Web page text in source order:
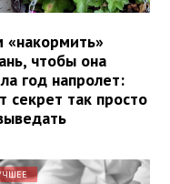
«накормить»
чтобы она
год напролет:
секрет так просто